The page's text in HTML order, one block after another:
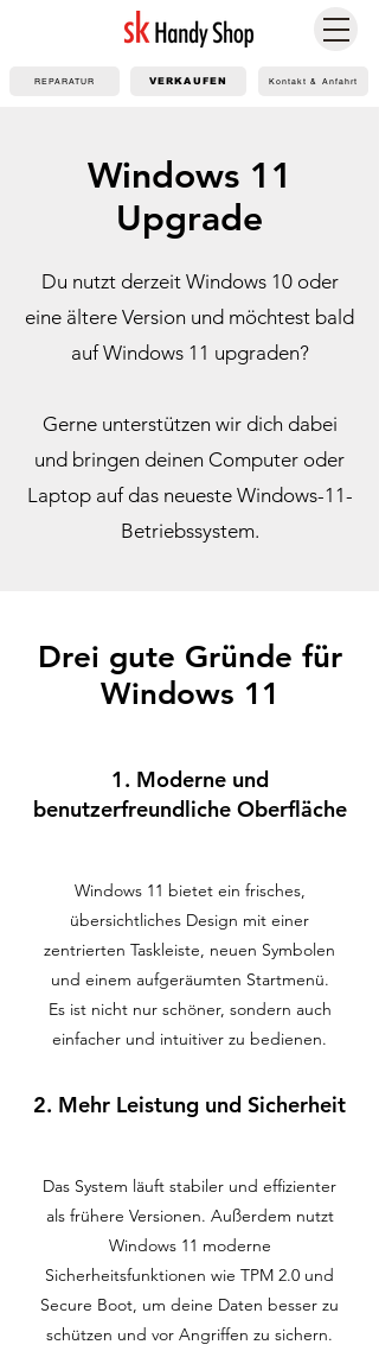
VERKAUFEN
REPARATUR Kontakt & Anfahrt
Windows 11
Upgrade
Du nutzt derzeit Windows 10 oder
eine ältere Version und möchtest bald
auf Windows 11 upgraden?
Gerne unterstützen wir dich dabei
und bringen deinen Computer oder
Laptop auf das neueste Windows-11-
Betriebssystem.
Drei gute Gründe für
Windows 11
1. Moderne und
benutzerfreundliche Oberfläche
Windows 11 bietet ein frisches,
übersichtliches Design mit einer
zentrierten Taskleiste, neuen Symbolen
und einem aufgeräumten Startmenü.
Es ist nicht nur schöner, sondern auch
einfacher und intuitiver zu bedienen.
2. Mehr Leistung und Sicherheit
Das System läuft stabiler und effizienter
als frühere Versionen. Außerdem nutzt
Windows 11 moderne
Sicherheitsfunktionen wie TPM 2.0 und
Secure Boot, um deine Daten besser zu
schützen und vor Angriffen zu sichern.